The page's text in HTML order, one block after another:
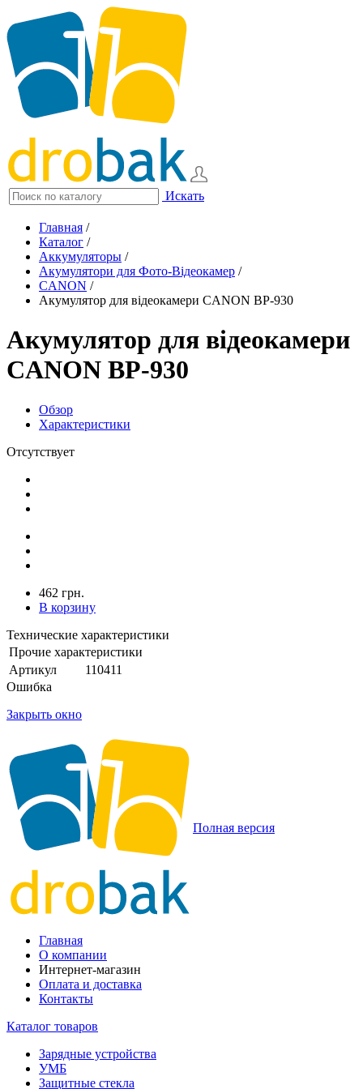
Искать
Главная /
Каталог /
Аккумуляторы /
Акумулятори для Фото-Відеокамер /
CANON /
Акумулятор для відеокамери CANON BP-930
Акумулятор для відеокамери
CANON BP-930
Обзор
Характеристики
Отсутствует
462 грн.
В корзину
Технические характеристики
Прочие характеристики
Артикул
110411
Ошибка
Закрыть окно
Полная версия
Главная
О компании
Интернет-магазин
Оплата и доставка
Контакты
Каталог товаров
Зарядные устройства
УМБ
Защитные стекла